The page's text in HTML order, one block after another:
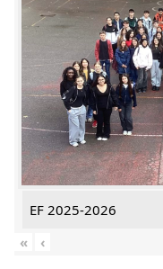
EF 2025-2026
«
‹